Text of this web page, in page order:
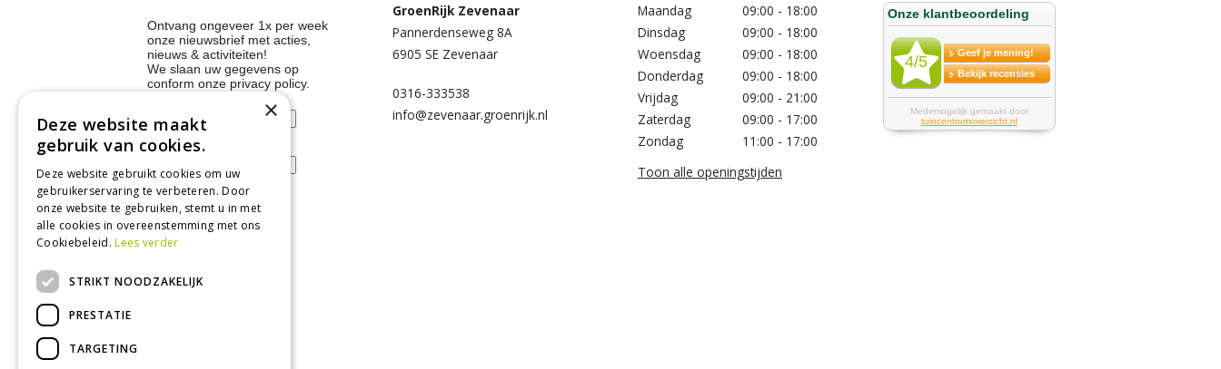
Ontvang ongeveer 1x per week
onze nieuwsbrief met acties,
nieuws & activiteiten!
We slaan uw gegevens op
conform onze privacy policy.
E-mailadres
GroenRijk Zevenaar​
Pannerdenseweg 8A
6905 SE Zevenaar
0316-333538
info@zevenaar.groenrijk.nl
Maandag
09:00 - 18:00
Dinsdag
09:00 - 18:00
Woensdag
09:00 - 18:00
Donderdag
09:00 - 18:00
Vrijdag
09:00 - 21:00
Zaterdag
09:00 - 17:00
Zondag
11:00 - 17:00
Toon alle openingstijden
Tuincentrum
×
Deze website maakt
gebruik van cookies.
Deze website gebruikt cookies om uw
gebruikerservaring te verbeteren. Door
onze website te gebruiken, stemt u in met
alle cookies in overeenstemming met ons
Cookiebeleid.Lees verder
STRIKT NOODZAKELIJK
PRESTATIE
TARGETING